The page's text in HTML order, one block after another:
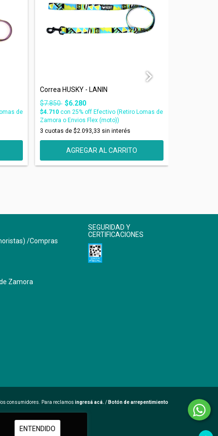
ENTENDIDO
de
Correa HUSKY - LANIN
$7.850 $6.280
$4.710con 25% off Efectivo (Retiro Lomas de
Zamora o Envios Flex (moto))
3 cuotas de$2.093,33 sin interés
AGREGAR AL CARRITO
/Compras
Zamora
SEGURIDAD Y
CERTIFICACIONES
consumidores. Para reclamos ingresá acá. / Botón de arrepentimiento